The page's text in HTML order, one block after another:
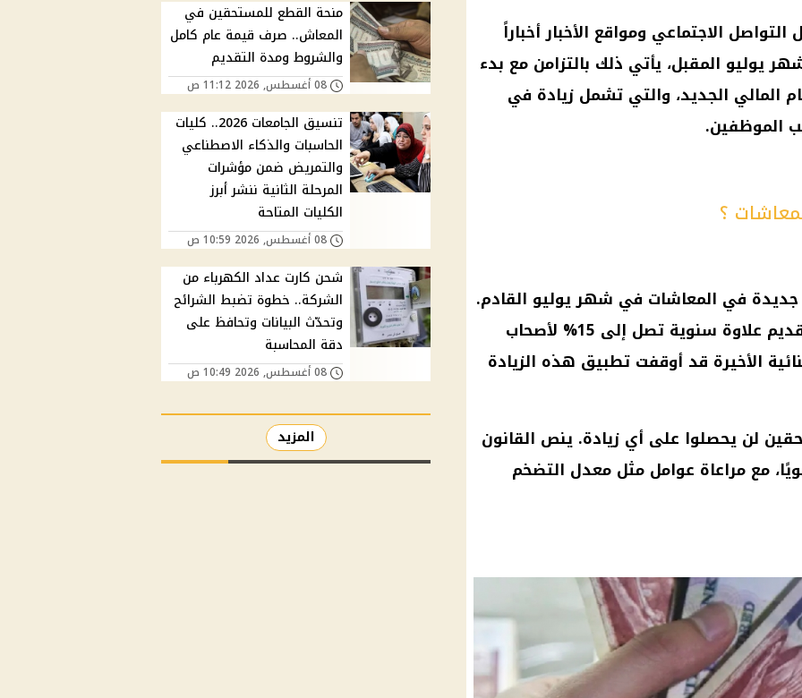
الاجتماعي ومواقع الأخبار أخباراً
يوليو المقبل، يأتي ذلك بالتزامن مع بدء
المالي الجديد، والتي تشمل زيادة في
الموظفين.
؟
جديدة في المعاشات في شهر يوليو القادم.
رغم أن قانون المعاشات يفرض تقديم علاوة سنوية تصل إلى 15% لأصحاب
الأخيرة قد أوقفت تطبيق هذه الزيادة
لن يحصلوا على أي زيادة. ينص القانون
مع مراعاة عوامل مثل معدل التضخم
منحة القطع للمستحقين في
المعاش.. صرف قيمة عام كامل
والشروط ومدة التقديم
08 أغسطس, 2026 11:12 ص
تنسيق الجامعات 2026.. كليات
الحاسبات والذكاء الاصطناعي
والتمريض ضمن مؤشرات
المرحلة الثانية ننشر أبرز
الكليات المتاحة
08 أغسطس, 2026 10:59 ص
شحن كارت عداد الكهرباء من
الشركة.. خطوة تضبط الشرائح
وتحدّث البيانات وتحافظ على
دقة المحاسبة
08 أغسطس, 2026 10:49 ص
المزيد